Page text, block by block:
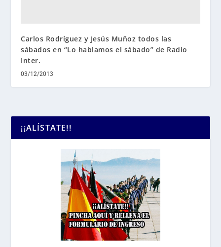
Carlos Rodríguez y Jesús Muñoz todos las
sábados en “Lo hablamos el sábado” de Radio
Inter.
03/12/2013
¡¡ALÍSTATE!!